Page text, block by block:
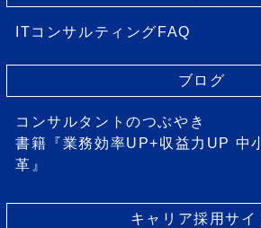
ITコンサルティングFAQ
ブログ
コンサルタントのつぶやき
書籍『業務効率UP+収益力UP 中
革』
キャリア採用サイ